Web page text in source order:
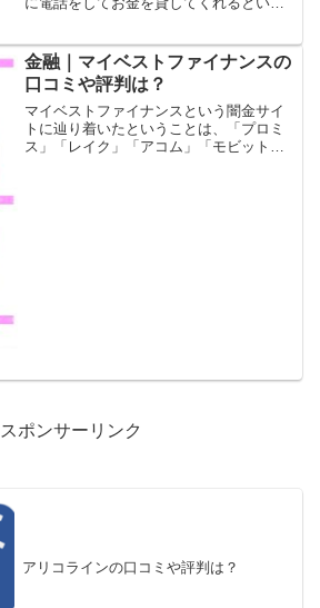
女性オペレーターも対応してます☆今す
ぐご相談下さい...
金融｜マイベストファイナンスの
口コミや評判は？
マイベストファイナンスという闇金サイ
トに辿り着いたということは、「プロミ
ス」「レイク」「アコム」「モビット」
スポンサーリンク
アリコラインの口コミや評判は？